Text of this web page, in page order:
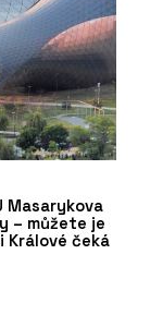
Masarykova
– můžete je
Králové čeká